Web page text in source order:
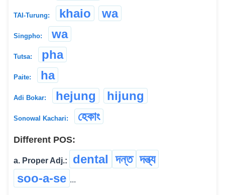
TAI-Turung: khaio wa
Singpho: wa
Tutsa: pha
Paite: ha
Adi Bokar: hejung hijung
Sonowal Kachari: হেকাং
Different POS:
a. Proper Adj.: dental দন্ত দন্ত্য
soo-a-se ...